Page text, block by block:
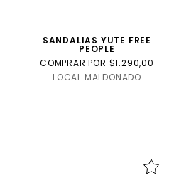
SANDALIAS YUTE FREE
PEOPLE
COMPRAR POR $1.290,00
LOCAL MALDONADO